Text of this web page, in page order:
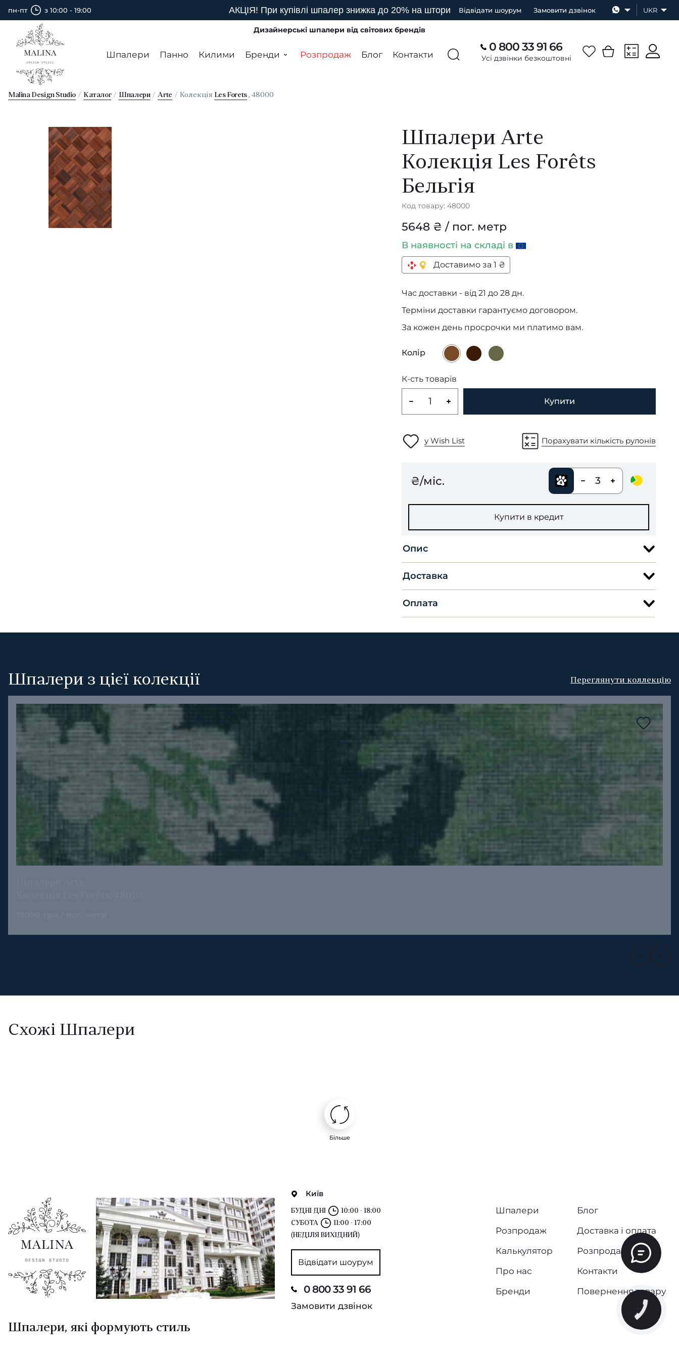
пн-пт з 10:00 - 19:00 АКЦІЯ! При купівлі шпалер знижка до 20% на штори Відвідати шоурум Замовити дзвінок UKR
Дизайнерські шпалери від світових брендів
Шпалери Панно Килими Бренди Розпродаж Блог Контакти
0 800 33 91 66
Усі дзвінки безкоштовні
Malina Design Studio Каталог Шпалери Arte Колекція Les Forets, 48000
Шпалери Arte
Колекція Les Forêts
Бельгія
Код товару: 48000
5648 ₴ / пог. метр
В наявності на складі в
Доставимо за 1 ₴
Час доставки - від 21 до 28 дн.
Терміни доставки гарантуємо договором.
За кожен день просрочки ми платимо вам.
Колір
К-сть товарів
Купити
у Wish List Порахувати кількість рулонів
₴/міс. 3
Купити в кредит
Опис
Доставка
Оплата
Шпалери з цієї колекції Переглянути коллекцію
Схожі Шпалери
Більше
Київ
БУДНІ ДНІ
10:00 - 18:00
СУБОТА
11:00 - 17:00
(НЕДІЛЯ ВИХІДНИЙ)
Відвідати шоурум
0 800 33 91 66
Замовити дзвінок
Шпалери
Розпродаж
Калькулятор
Про нас
Бренди
Блог
Доставка і оплата
Розпродаж
Контакти
Повернення товару
Шпалери, які формують стиль